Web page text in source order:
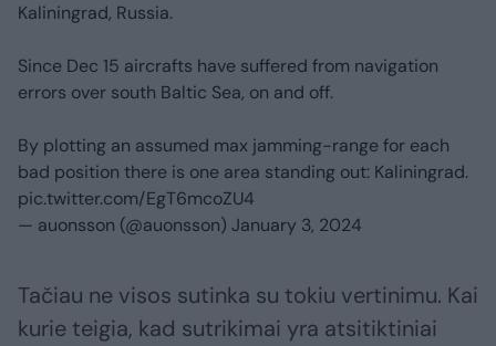
Kaliningrad, Russia.
Since Dec 15 aircrafts have suffered from navigation
errors over south Baltic Sea, on and off.
By plotting an assumed max jamming-range for each
bad position there is one area standing out: Kaliningrad.
pic.twitter.com/EgT6mcoZU4
— auonsson (@auonsson) January 3, 2024
Tačiau ne visos sutinka su tokiu vertinimu. Kai
kurie teigia, kad sutrikimai yra atsitiktiniai